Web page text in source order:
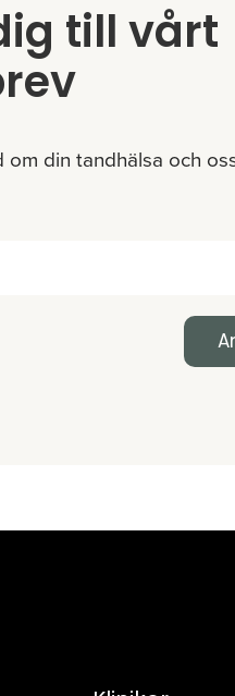
till vårt
din tandhälsa och